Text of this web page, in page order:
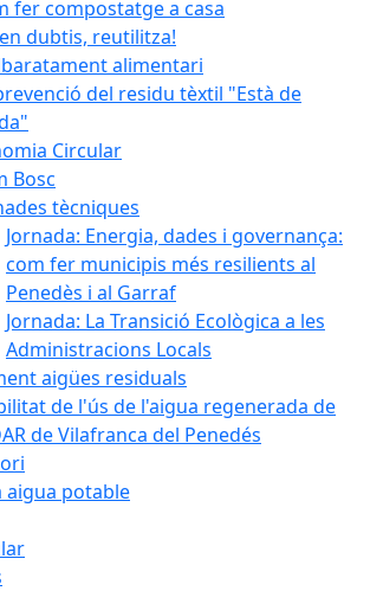
fer compostatge a casa
dubtis, reutilitza!
alimentari
del residu tèxtil "Està de
Circular
Bosc
tècniques
Jornada: Energia, dades i governança:
com fer municipis més resilients al
Penedès i al Garraf
Jornada: La Transició Ecològica a les
Administracions Locals
aigües residuals
de l'ús de l'aigua regenerada de
de Vilafranca del Penedés
aigua potable